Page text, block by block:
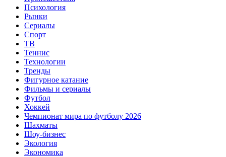
Психология
Рынки
Сериалы
Спорт
ТВ
Теннис
Технологии
Тренды
Фигурное катание
Фильмы и сериалы
Футбол
Хоккей
Чемпионат мира по футболу 2026
Шахматы
Шоу-бизнес
Экология
Экономика